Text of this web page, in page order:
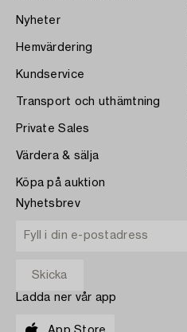
Nyheter
Hemvärdering
Kundservice
Transport och uthämtning
Private Sales
Värdera & sälja
Köpa på auktion
Nyhetsbrev
Ladda ner vår app